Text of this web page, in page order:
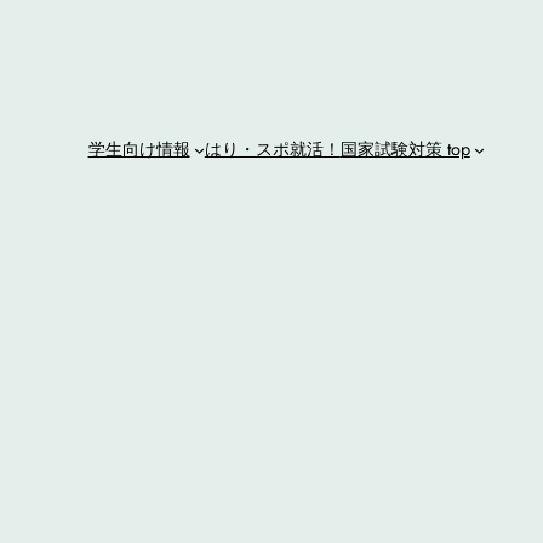
学生向け情報 はり・スポ就活！ 国家試験対策 top